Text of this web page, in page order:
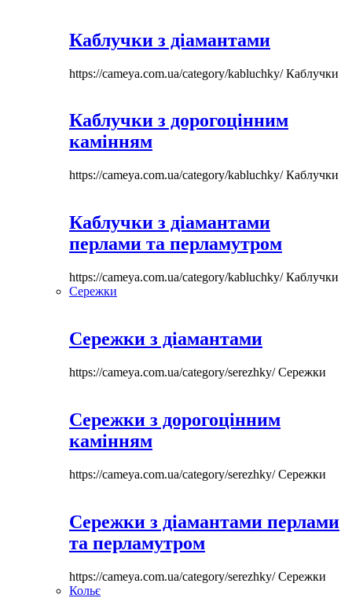
Каблучки з діамантами
https://cameya.com.ua/category/kabluchky/Каблучки
Каблучки з дорогоцінним
камінням
https://cameya.com.ua/category/kabluchky/Каблучки
Каблучки з діамантами
перлами та перламутром
https://cameya.com.ua/category/kabluchky/Каблучки
Сережки
Сережки з діамантами
https://cameya.com.ua/category/serezhky/Сережки
Сережки з дорогоцінним
камінням
https://cameya.com.ua/category/serezhky/Сережки
Сережки з діамантами перлами
та перламутром
https://cameya.com.ua/category/serezhky/Сережки
Кольє